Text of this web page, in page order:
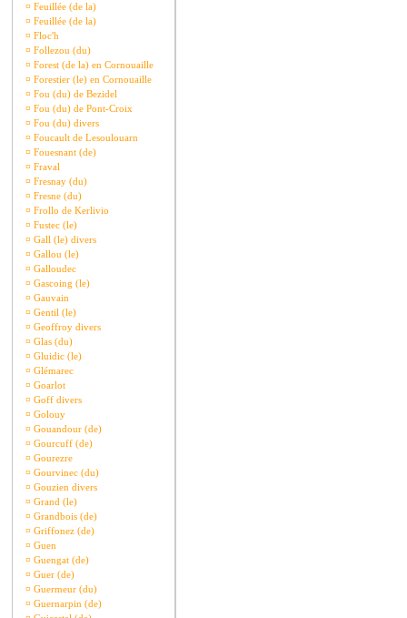
¤ Feuillée (de la)
¤ Feuillée (de la)
¤ Floc'h
¤ Follezou (du)
¤ Forest (de la) en Cornouaille
¤ Forestier (le) en Cornouaille
¤ Fou (du) de Bezidel
¤ Fou (du) de Pont-Croix
¤ Fou (du) divers
¤ Foucault de Lesoulouarn
¤ Fouesnant (de)
¤ Fraval
¤ Fresnay (du)
¤ Fresne (du)
¤ Frollo de Kerlivio
¤ Fustec (le)
¤ Gall (le) divers
¤ Gallou (le)
¤ Galloudec
¤ Gascoing (le)
¤ Gauvain
¤ Gentil (le)
¤ Geoffroy divers
¤ Glas (du)
¤ Gluidic (le)
¤ Glémarec
¤ Goarlot
¤ Goff divers
¤ Golouy
¤ Gouandour (de)
¤ Gourcuff (de)
¤ Gourezre
¤ Gourvinec (du)
¤ Gouzien divers
¤ Grand (le)
¤ Grandbois (de)
¤ Griffonez (de)
¤ Guen
¤ Guengat (de)
¤ Guer (de)
¤ Guermeur (du)
¤ Guernarpin (de)